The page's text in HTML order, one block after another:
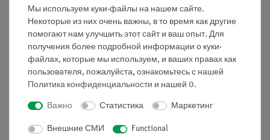
Nach oben
Информация
Контактное лицо
Условия сотрудничества
Вводные данные
Мы используем куки-файлы на нашем сайте.
Некоторые из них очень важны, в то время как другие
помогают нам улучшить этот сайт и ваш опыт. Для
получения более подробной информации о куки-
файлах, которые мы используем, и ваших правах как
пользователя, пожалуйста, ознакомьтесь с нашей
Политика конфиденциальности и нашей 0.
Важно Статистика Маркетинг
Внешние СМИ Functional